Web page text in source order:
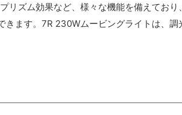
リズム効果など、様々な機能を備えてお
ます。7R 230Wムービングライトは、